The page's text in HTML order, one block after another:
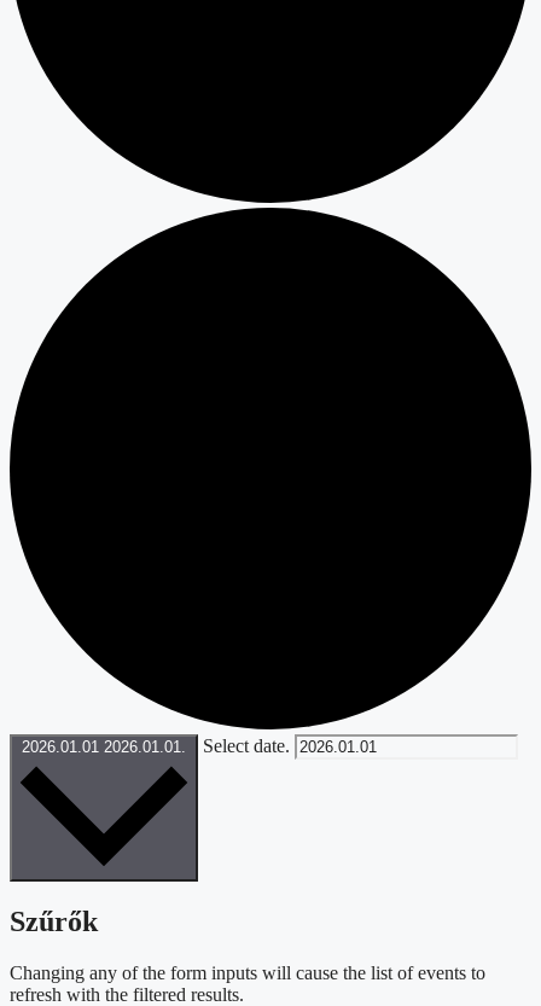
2026.01.01 2026.01.01. Select date.
Szűrők
Changing any of the form inputs will cause the list of events to
refresh with the filtered results.